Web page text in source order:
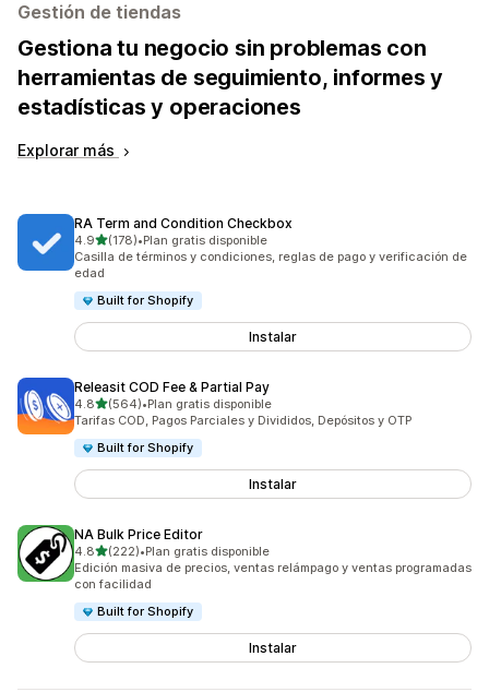
Gestión de tiendas
Gestiona tu negocio sin problemas con
herramientas de seguimiento, informes y
estadísticas y operaciones
Explorar más
RA Term and Condition Checkbox
4.9de 5 estrellas
(178)
178 reseñas en total
•Plan gratis disponible
Casilla de términos y condiciones, reglas de pago y verificación de
edad
Built for Shopify
Instalar
Releasit COD Fee & Partial Pay
4.8de 5 estrellas
(564)
564 reseñas en total
•Plan gratis disponible
Tarifas COD, Pagos Parciales y Divididos, Depósitos y OTP
Built for Shopify
Instalar
NA Bulk Price Editor
4.8de 5 estrellas
(222)
222 reseñas en total
•Plan gratis disponible
Edición masiva de precios, ventas relámpago y ventas programadas
con facilidad
Built for Shopify
Instalar